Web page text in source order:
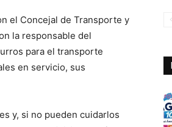
el Concejal de Transporte y
la responsable del
para el transporte
en servicio, sus
y, si no pueden cuidarlos